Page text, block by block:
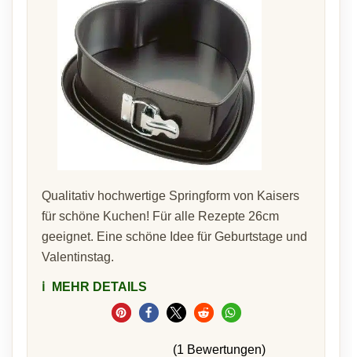
Qualitativ hochwertige Springform von Kaisers
für schöne Kuchen! Für alle Rezepte 26cm
geeignet. Eine schöne Idee für Geburtstage und
Valentinstag.
ℹ️ MEHR DETAILS
(1 Bewertungen)